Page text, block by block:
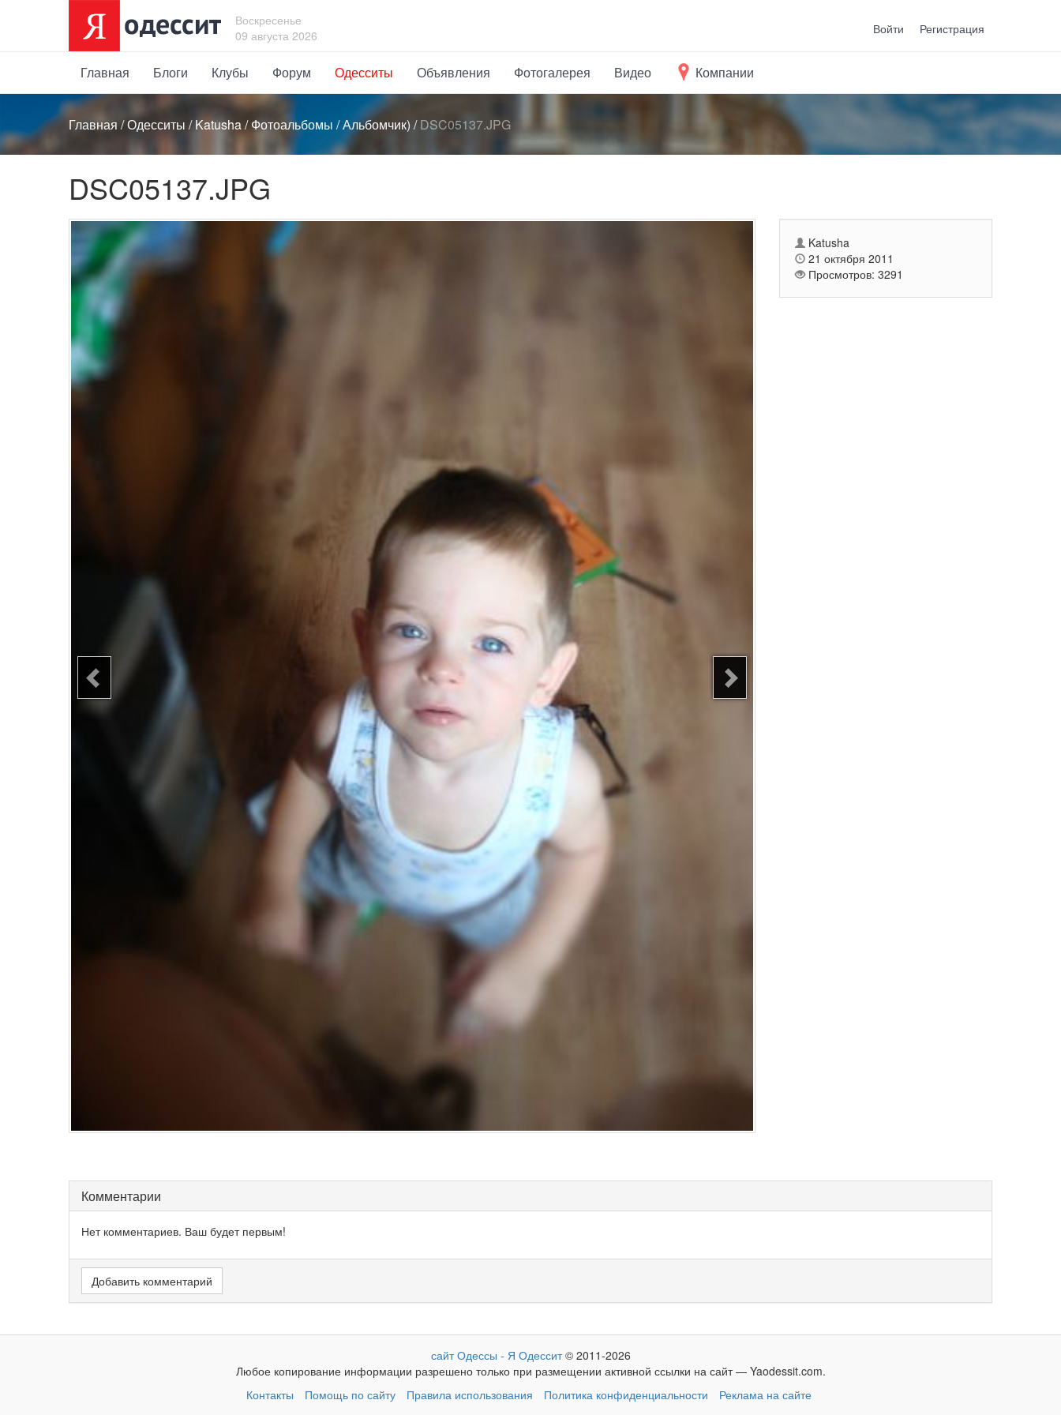
Воскресенье
09 августа 2026
Войти Регистрация
Главная Блоги Клубы Форум Одесситы Объявления Фотогалерея Видео Компании
Главная /Одесситы /Katusha/Фотоальбомы /Альбомчик) /DSC05137.JPG
DSC05137.JPG
Katusha
21 октября 2011
Просмотров: 3291
Комментарии
Нет комментариев. Ваш будет первым!
Добавить комментарий
сайт Одессы - Я Одессит© 2011-2026
Любое копирование информации разрешено только при размещении активной ссылки на сайт — Yaodessit.com.
Контакты
Помощь по сайту Правила использования Политика конфиденциальности Реклама на сайте